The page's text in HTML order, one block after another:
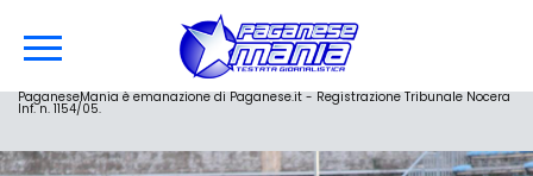
PaganeseMania è emanazione di Paganese.it - Registrazione Tribunale Nocera
Inf. n. 1154/05.